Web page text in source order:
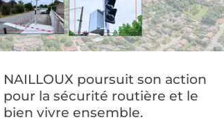
NAILLOUX poursuit son action
pour la sécurité routière et le
bien vivre ensemble.